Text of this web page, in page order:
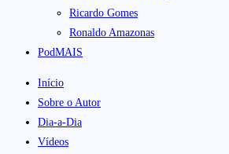
Ricardo Gomes
Ronaldo Amazonas
PodMAIS
Início
Sobre o Autor
Dia-a-Dia
Vídeos